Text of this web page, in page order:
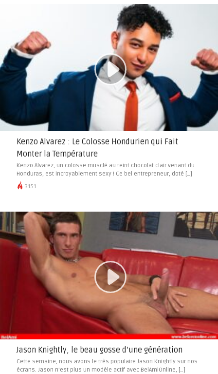
Kenzo Alvarez : Le Colosse Hondurien qui Fait
Monter la Température
Kenzo Alvarez, un colosse musclé au teint chocolat clair venant du
Honduras, est incroyablement sexy ! Ce bel entrepreneur, doté […]
3151
Jason Knightly, le beau gosse d’une génération
Cette semaine, nous avons le très populaire Jason Knightly sur nos
écrans. Jason n’est plus un modèle actif avec BelAmiOnline, […]